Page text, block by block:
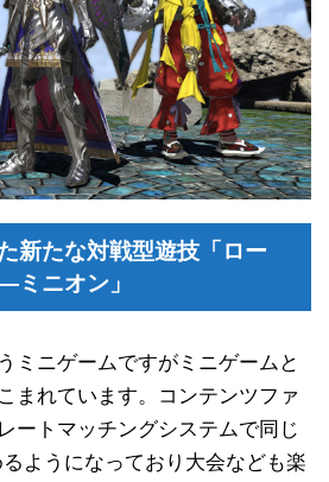
新たな対戦型遊技「ロー
ミニオン」
ミニゲームですがミニゲームと
まれています。コンテンツファ
ートマッチングシステムで同じ
ようになっており大会なども楽